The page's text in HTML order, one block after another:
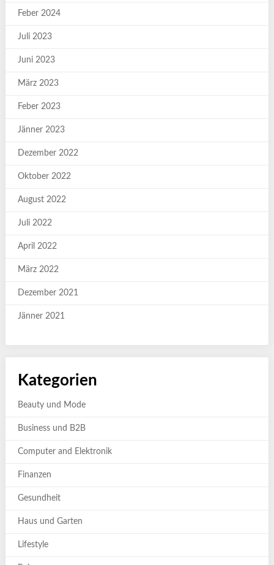
Feber 2024
Juli 2023
Juni 2023
März 2023
Feber 2023
Jänner 2023
Dezember 2022
Oktober 2022
August 2022
Juli 2022
April 2022
März 2022
Dezember 2021
Jänner 2021
Kategorien
Beauty und Mode
Business und B2B
Computer and Elektronik
Finanzen
Gesundheit
Haus und Garten
Lifestyle